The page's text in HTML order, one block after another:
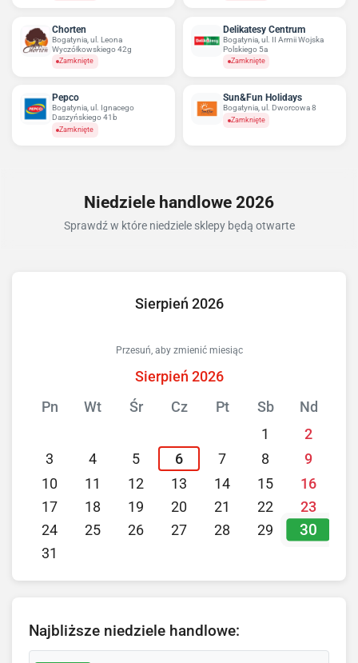
Chorten
Bogatynia, ul. Leona
Wyczółkowskiego 42g
Zamknięte
Delikatesy Centrum
Bogatynia, ul. II Armii Wojska
Polskiego 5a
Zamknięte
Pepco
Bogatynia, ul. Ignacego
Daszyńskiego 41b
Zamknięte
Sun&Fun Holidays
Bogatynia, ul. Dworcowa 8
Zamknięte
Niedziele handlowe 2026
Sprawdź w które niedziele sklepy będą otwarte
Sierpień 2026
Przesuń, aby zmienić miesiąc
Sierpień 2026
Pn
Wt Śr Cz Pt Sb
Nd
1
2
3
4 5 6 7 8
9
10
11 12 13 14 15
16
17
18 19 20 21 22
23
24
25 26 27 28 29 30
31
Najbliższe niedziele handlowe: